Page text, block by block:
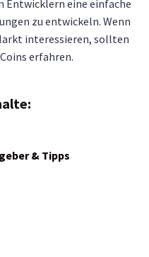
Entwicklern eine einfache
zu entwickeln. Wenn
interessieren, sollten
erfahren.
& Tipps